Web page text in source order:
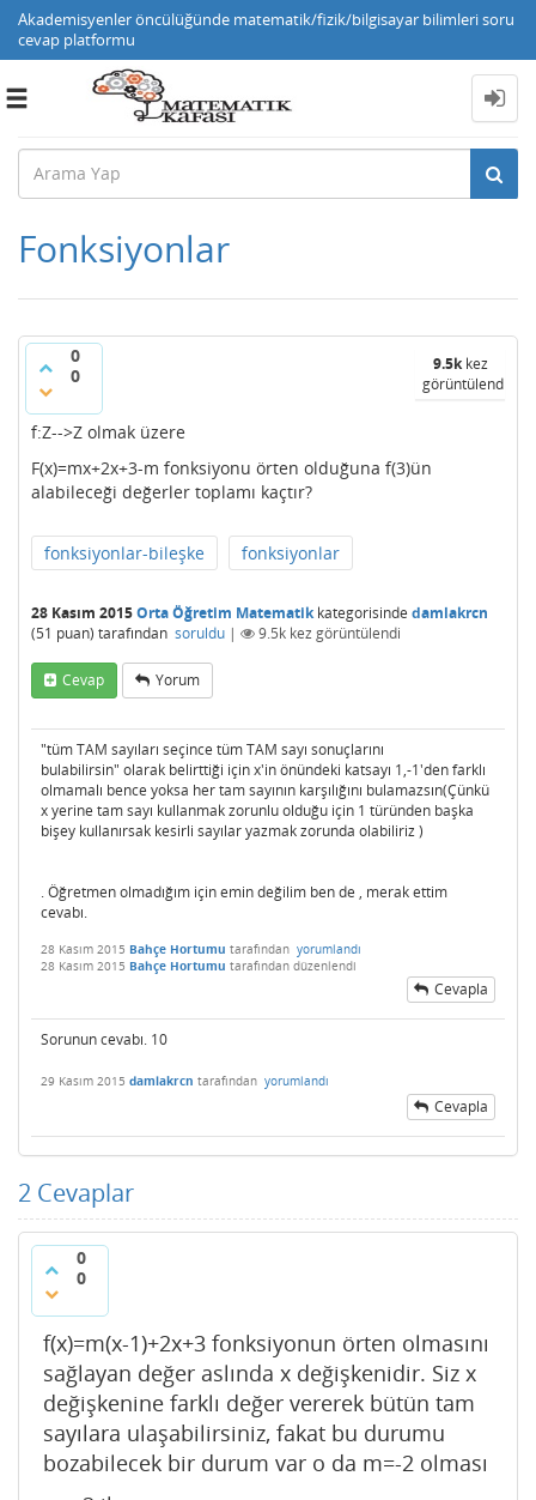
Akademisyenler öncülüğünde matematik/fizik/bilgisayar bilimleri soru
cevap platformu
Toggle
Fonksiyonlar
0
0
9.5kkez
görüntülendi
f:Z-->Z olmak üzere
F(x)=mx+2x+3-m fonksiyonu örten olduğuna f(3)ün
alabileceği değerler toplamı kaçtır?
fonksiyonlar-bileşke fonksiyonlar
28 Kasım 2015Orta Öğretim Matematikkategorisinde damlakrcn
(51 puan) tarafından soruldu | 9.5k kez görüntülendi
Cevap Yorum
"tüm TAM sayıları seçince tüm TAM sayı sonuçlarını
bulabilirsin" olarak belirttiği için x'in önündeki katsayı 1,-1'den farklı
olmamalı bence yoksa her tam sayının karşılığını bulamazsın(Çünkü
x yerine tam sayı kullanmak zorunlu olduğu için 1 türünden başka
bişey kullanırsak kesirli sayılar yazmak zorunda olabiliriz )
. Öğretmen olmadığım için emin değilim ben de , merak ettim
cevabı.
28 Kasım 2015 Bahçe Hortumu tarafından yorumlandı
28 Kasım 2015 Bahçe Hortumu tarafından düzenlendi
Cevapla
Sorunun cevabı. 10
29 Kasım 2015 damlakrcn tarafından yorumlandı
Cevapla
2 Cevaplar
0
0
f(x)=m(x-1)+2x+3 fonksiyonun örten olmasını
sağlayan değer aslında x değişkenidir. Siz x
değişkenine farklı değer vererek bütün tam
sayılara ulaşabilirsiniz, fakat bu durumu
bozabilecek bir durum var o da m=-2 olması